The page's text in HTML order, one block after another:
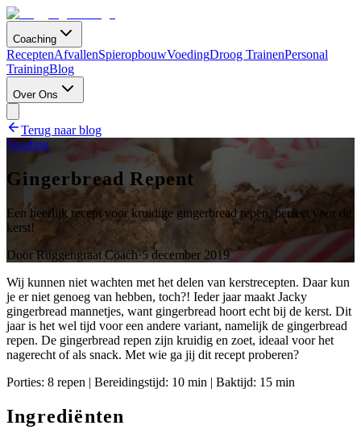
Coaching
ReceptenAfvallenSpieropbouwVoedingDroog TrainenPersonal
TrainingBlog
Over Ons
Terug naar blog
Voeding
Gingerbread Repent
Een heerlijk recept voor kruidige gingerbread repen, perfect voor de
kerst!
DoorRuggengraat Coach·5 december 2019
Wij kunnen niet wachten met het delen van kerstrecepten. Daar kun
je er niet genoeg van hebben, toch?! Ieder jaar maakt Jacky
gingerbread mannetjes, want gingerbread hoort echt bij de kerst. Dit
jaar is het wel tijd voor een andere variant, namelijk de gingerbread
repen. De gingerbread repen zijn kruidig en zoet, ideaal voor het
nagerecht of als snack. Met wie ga jij dit recept proberen?
Porties: 8 repen | Bereidingstijd: 10 min | Baktijd: 15 min
Ingrediënten